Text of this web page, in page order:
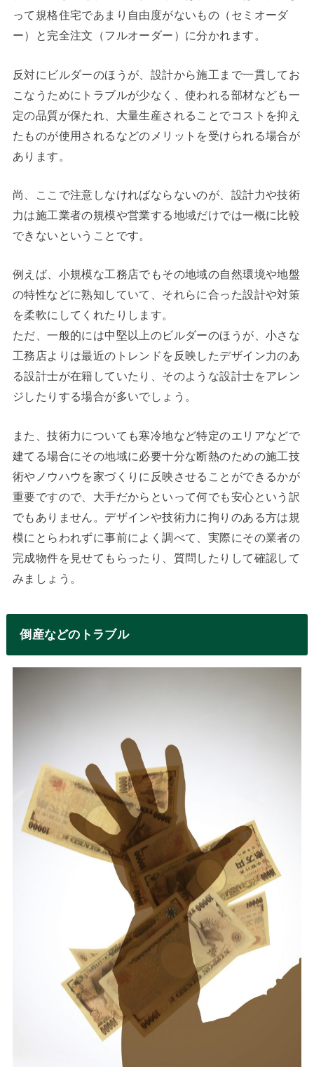
って規格住宅であまり自由度がないもの（セミオーダ
ー）と完全注文（フルオーダー）に分かれます。
反対にビルダーのほうが、設計から施工まで一貫してお
こなうためにトラブルが少なく、使われる部材なども一
定の品質が保たれ、大量生産されることでコストを抑え
たものが使用されるなどのメリットを受けられる場合が
あります。
尚、ここで注意しなければならないのが、設計力や技術
力は施工業者の規模や営業する地域だけでは一概に比較
できないということです。
例えば、小規模な工務店でもその地域の自然環境や地盤
の特性などに熟知していて、それらに合った設計や対策
を柔軟にしてくれたりします。
ただ、一般的には中堅以上のビルダーのほうが、小さな
工務店よりは最近のトレンドを反映したデザイン力のあ
る設計士が在籍していたり、そのような設計士をアレン
ジしたりする場合が多いでしょう。
また、技術力についても寒冷地など特定のエリアなどで
建てる場合にその地域に必要十分な断熱のための施工技
術やノウハウを家づくりに反映させることができるかが
重要ですので、大手だからといって何でも安心という訳
でもありません。デザインや技術力に拘りのある方は規
模にとらわれずに事前によく調べて、実際にその業者の
完成物件を見せてもらったり、質問したりして確認して
みましょう。
倒産などのトラブル